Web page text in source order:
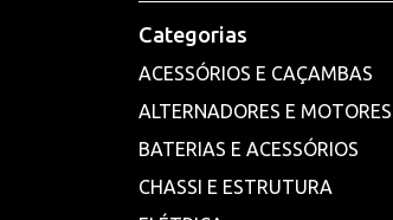
Categorias
ACESSÓRIOS E CAÇAMBAS
ALTERNADORES E
BATERIAS E ACESSÓRIOS
CHASSI E ESTRUTURA